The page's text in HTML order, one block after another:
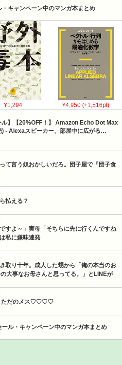
キャンペーン中のマンガ本まとめ
¥1,294 ¥4,950 (+1,516pt)
】【20%OFF！】 Amazon Echo Dot Max
- Alexaスピーカー、部屋中に広がる…
て言う奴おかしいだろ。団子屋で『団子食
払える？
すよ～」実母「そちらに先に行くんですね
私に嫌味連発
取り十年。成人した甥から「俺の本当のお
大事なお母さんと思ってる。」とLINEが
ただのメス♡♡♡♡
ル・キャンペーン中のマンガ本まとめ